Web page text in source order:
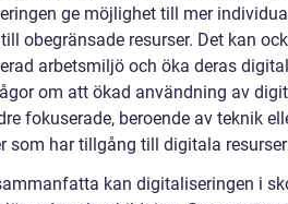
ge möjlighet till mer
obegränsade resurser. Det kan
arbetsmiljö och öka deras
om att ökad användning av
fokuserade, beroende av teknik
som har tillgång till digitala
kan digitaliseringen i